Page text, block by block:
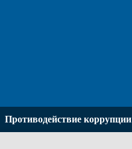
Противодействие коррупции